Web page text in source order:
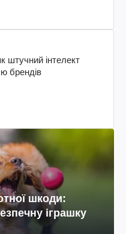
штучний інтелект
брендів
шкоди:
іграшку